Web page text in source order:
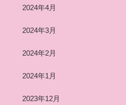
2024年4月
2024年3月
2024年2月
2024年1月
2023年12月